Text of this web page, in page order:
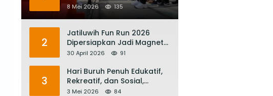
Meter dan Integrasi
Transportasi Listrik
8 Mei 2026 135
2
Jatiluwih Fun Run 2026
Dipersiapkan Jadi Magnet
Pariwisata Internasional,
Pariwisata Bali
30 April 2026 91
3
Hari Buruh Penuh Edukatif,
Rekreatif, dan Sosial,
Gubernur Koster: Matur
3 Mei 2026 84